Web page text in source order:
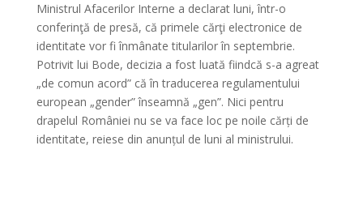
Ministrul Afacerilor Interne a declarat luni, într-o
conferinţă de presă, că primele cărţi electronice de
identitate vor fi înmânate titularilor în septembrie.
Potrivit lui Bode, decizia a fost luată fiindcă s-a agreat
„de comun acord” că în traducerea regulamentului
european „gender” înseamnă „gen”. Nici pentru
drapelul României nu se va face loc pe noile cărți de
identitate, reiese din anunțul de luni al ministrului.